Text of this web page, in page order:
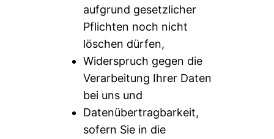
aufgrund gesetzlicher
Pflichten noch nicht
löschen dürfen,
Widerspruch gegen die
Verarbeitung Ihrer Daten
bei uns und
Datenübertragbarkeit,
sofern Sie in die